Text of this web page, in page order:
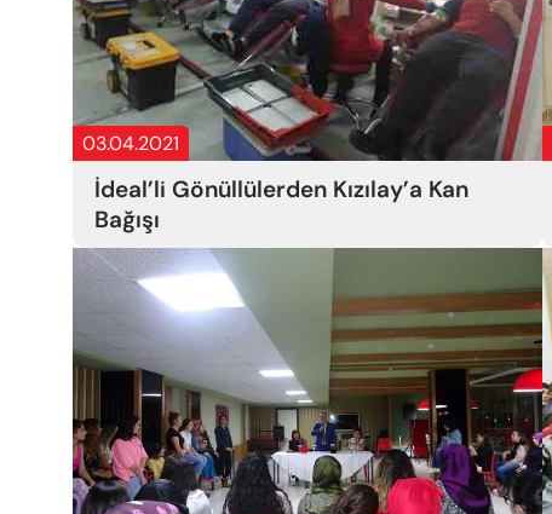
03.04.2021
İdeal’li Gönüllülerden Kızılay’a Kan
Bağışı